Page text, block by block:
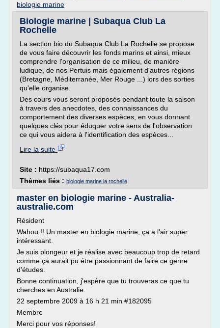
biologie marine
Biologie marine | Subaqua Club La
Rochelle
La section bio du Subaqua Club La Rochelle se propose
de vous faire découvrir les fonds marins et ainsi, mieux
comprendre l'organisation de ce milieu, de manière
ludique, de nos Pertuis mais également d'autres régions
(Bretagne, Méditerranée, Mer Rouge ...) lors des sorties
qu'elle organise.
Des cours vous seront proposés pendant toute la saison
à travers des anecdotes, des connaissances du
comportement des diverses espèces, en vous donnant
quelques clés pour éduquer votre sens de l'observation
ce qui vous aidera à l'identification des espèces...
Lire la suite
Site : https://subaqua17.com
Thèmes liés : biologie marine la rochelle
master en biologie marine - Australia-
australie.com
Résident
Wahou !! Un master en biologie marine, ça a l'air super
intéressant.
Je suis plongeur et je réalise avec beaucoup trop de retard
comme ça aurait pu étre passionnant de faire ce genre
d'études.
Bonne continuation, j'espère que tu trouveras ce que tu
cherches en Australie.
22 septembre 2009 à 16 h 21 min #182095
Membre
Merci pour vos réponses!